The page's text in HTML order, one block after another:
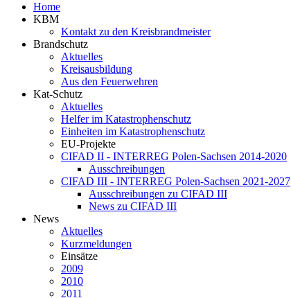
Home
KBM
Kontakt zu den Kreisbrandmeister
Brandschutz
Aktuelles
Kreisausbildung
Aus den Feuerwehren
Kat-Schutz
Aktuelles
Helfer im Katastrophenschutz
Einheiten im Katastrophenschutz
EU-Projekte
CIFAD II - INTERREG Polen-Sachsen 2014-2020
Ausschreibungen
CIFAD III - INTERREG Polen-Sachsen 2021-2027
Ausschreibungen zu CIFAD III
News zu CIFAD III
News
Aktuelles
Kurzmeldungen
Einsätze
2009
2010
2011